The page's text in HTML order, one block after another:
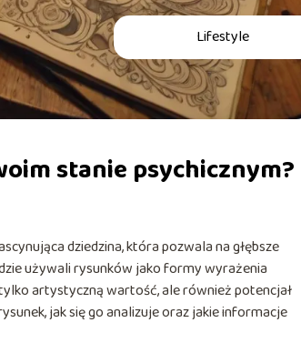
Lifestyle
stanie psychicznym?
dziedzina, która pozwala na głębsze
używali rysunków jako formy wyrażenia
artystyczną wartość, ale również potencjał
jak się go analizuje oraz jakie informacje